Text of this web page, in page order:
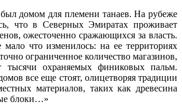
домом для племени танаев. На рубеже
что в Северных Эмиратах проживает
ожесточенно сражающихся за власть.
что изменилось: на ее территориях
ограниченное количество магазинов,
тысячи охраняемых финиковых пальм.
все еще стоят, олицетворяя традиции
материалов, таких как древесина
блоки…»